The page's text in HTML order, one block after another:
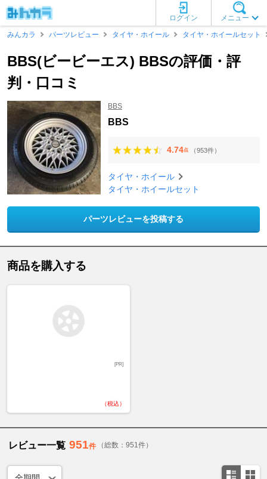
メニュー
ログイン
みんカラ
パーツレビュー タイヤ・ホイール タイヤ・ホイールセット
BBS(ビービーエス) BBSの評価・評
判・口コミ
BBS
BBS
4.74点 （953件）
タイヤ・ホイール
タイヤ・ホイールセット
パーツレビューを投稿する
商品を購入する
[PR]
（税込）
レビュー一覧 951件 （総数：951件）